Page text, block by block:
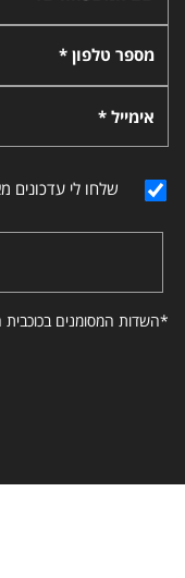
מספר טלפון *
אימייל *
שלחו לי עדכונים
*השדות המסומנים